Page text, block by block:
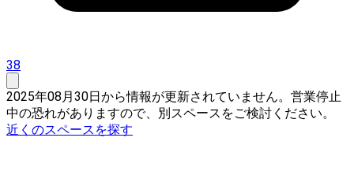
38
2025年08月30日から情報が更新されていません。営業停止
中の恐れがありますので、別スペースをご検討ください。
近くのスペースを探す